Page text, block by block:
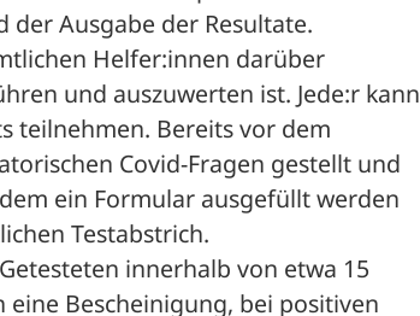
der Ausgabe der Resultate.
Helfer:innen darüber
und auszuwerten ist. Jede:r kann
teilnehmen. Bereits vor dem
Covid-Fragen gestellt und
ein Formular ausgefüllt werden
Testabstrich.
innerhalb von etwa 15
Bescheinigung, bei positiven